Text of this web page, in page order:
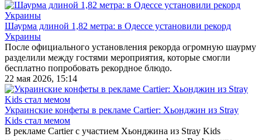
Шаурма длиной 1,82 метра: в Одессе установили рекорд
Украины
После официального установления рекорда огромную шаурму
разделили между гостями мероприятия, которые смогли
бесплатно попробовать рекордное блюдо.
22 мая 2026, 15:14
Украинские конфеты в рекламе Cartier: Хьонджин из Stray
Kids стал мемом
В рекламе Cartier с участием Хьонджина из Stray Kids